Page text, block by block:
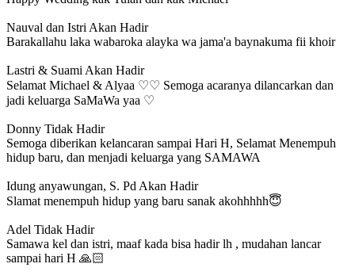
Nauval dan Istri Akan Hadir
Barakallahu laka wabaroka alayka wa jama'a baynakuma fii khoir
Lastri & Suami Akan Hadir
Selamat Michael & Alyaa ♡♡ Semoga acaranya dilancarkan dan
jadi keluarga SaMaWa yaa ♡
Donny Tidak Hadir
Semoga diberikan kelancaran sampai Hari H, Selamat Menempuh
hidup baru, dan menjadi keluarga yang SAMAWA
Idung anyawungan, S. Pd Akan Hadir
Slamat menempuh hidup yang baru sanak akohhhhh😇
Adel Tidak Hadir
Samawa kel dan istri, maaf kada bisa hadir lh , mudahan lancar
sampai hari H 🙏🏻